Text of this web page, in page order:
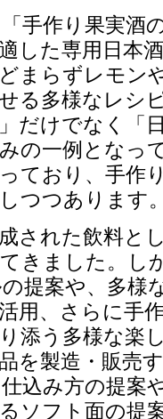
手作り果実酒
した専用日本
まらずレモン
る多様なレシ
だけでなく「
の一例となっ
ており、手作
つつあります
された飲料と
きました。し
提案や、多様
用、さらに手
添う多様な楽
を製造・販売
込み方の提案
ソフト面の提